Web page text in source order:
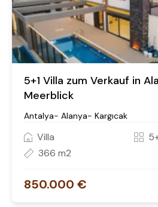
5+1 Villa zum Verkauf in
Meerblick
Antalya- Alanya- Kargıcak
Villa
366 m2
850.000 €